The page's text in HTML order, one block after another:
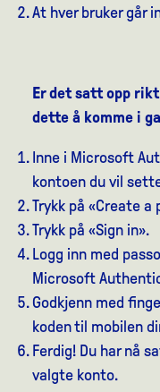
At hver bruker går
Er det satt opp
dette å komme i
Inne i Microsoft
kontoen du vil
Trykk på «Create a
Trykk på «Sign in».
Logg inn med
Microsoft
Godkjenn med
koden til mobilen
Ferdig! Du har nå
valgte konto.